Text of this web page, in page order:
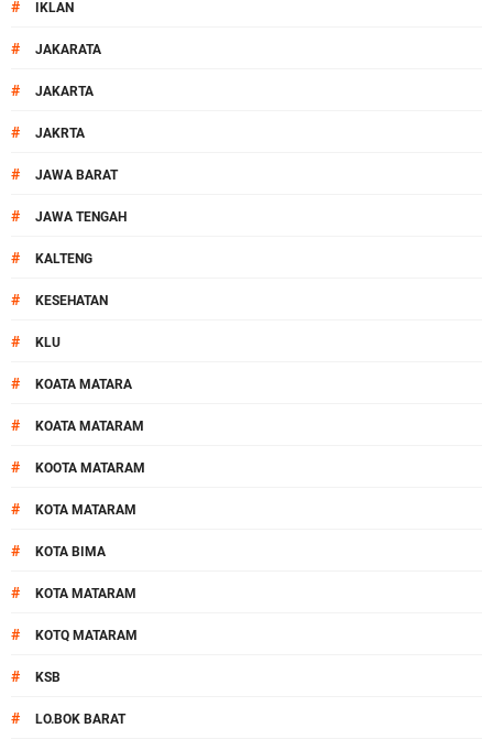
# IKLAN
# JAKARATA
# JAKARTA
# JAKRTA
# JAWA BARAT
# JAWA TENGAH
# KALTENG
# KESEHATAN
# KLU
# KOATA MATARA
# KOATA MATARAM
# KOOTA MATARAM
# KOTA MATARAM
# KOTA BIMA
# KOTA MATARAM
# KOTQ MATARAM
# KSB
# LO.BOK BARAT